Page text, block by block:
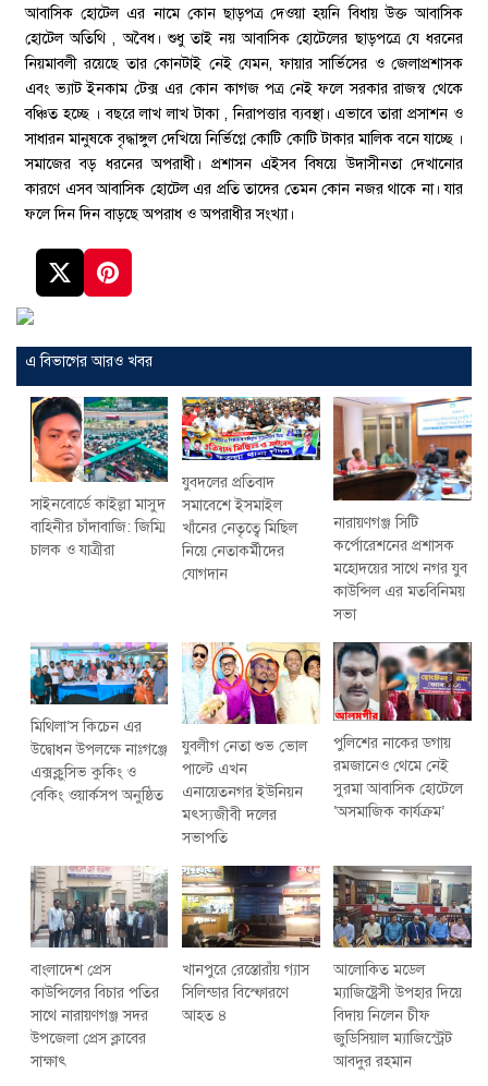
আবাসিক হোটেল এর নামে কোন ছাড়পত্র দেওয়া হয়নি বিধায় উক্ত আবাসিক
হোটেল অতিথি , অবৈধ। শুধু তাই নয় আবাসিক হোটেলের ছাড়পত্রে যে ধরনের
নিয়মাবলী রয়েছে তার কোনটাই নেই যেমন, ফায়ার সার্ভিসের ও জেলাপ্রশাসক
এবং ভ্যাট ইনকাম টেক্স এর কোন কাগজ পত্র নেই ফলে সরকার রাজস্ব থেকে
বঞ্চিত হচ্ছে । বছরে লাখ লাখ টাকা , নিরাপত্তার ব্যবস্থা। এভাবে তারা প্রসাশন ও
সাধারন মানুষকে বৃদ্ধাঙ্গুল দেখিয়ে নির্ভিগ্নে কোটি কোটি টাকার মালিক বনে যাচ্ছে ।
সমাজের বড় ধরনের অপরাধী। প্রশাসন এইসব বিষয়ে উদাসীনতা দেখানোর
কারণে এসব আবাসিক হোটেল এর প্রতি তাদের তেমন কোন নজর থাকে না। যার
ফলে দিন দিন বাড়ছে অপরাধ ও অপরাধীর সংখ্যা।
এ বিভাগের আরও খবর
সাইনবোর্ডে কাইল্লা মাসুদ
বাহিনীর চাঁদাবাজি: জিম্মি
চালক ও যাত্রীরা
যুবদলের প্রতিবাদ
সমাবেশে ইসমাইল
খাঁনের নেতৃত্বে মিছিল
নিয়ে নেতাকর্মীদের
যোগদান
নারায়ণগঞ্জ সিটি
কর্পোরেশনের প্রশাসক
মহোদয়ের সাথে নগর যুব
কাউন্সিল এর মতবিনিময়
সভা
মিথিলা’স কিচেন এর
উদ্বোধন উপলক্ষে নাঃগঞ্জে
এক্সক্লুসিভ কুকিং ও
বেকিং ওয়ার্কসপ অনুষ্ঠিত
যুবলীগ নেতা শুভ ভোল
পাল্টে এখন
এনায়েতনগর ইউনিয়ন
মৎস্যজীবী দলের
সভাপতি
পুলিশের নাকের ডগায়
রমজানেও থেমে নেই
সুরমা আবাসিক হোটেলে
‘অসমাজিক কার্যক্রম’
বাংলাদেশ প্রেস
কাউন্সিলের বিচার পতির
সাথে নারায়ণগঞ্জ সদর
উপজেলা প্রেস ক্লাবের
সাক্ষাৎ
খানপুরে রেস্তোরাঁয় গ্যাস
সিলিন্ডার বিস্ফোরণে
আহত ৪
আলোকিত মডেল
ম‍্যাজিষ্ট্রেসী উপহার দিয়ে
বিদায় নিলেন চীফ
জুডিসিয়াল ম্যাজিস্ট্রেট
আবদুর রহমান